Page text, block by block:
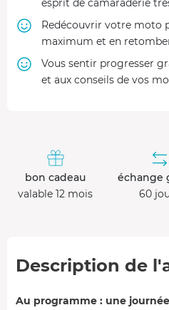
Redécouvrir votre moto
maximum et en
Vous sentir progresser
et aux conseils de vos
bon cadeau
valable 12 mois
échange
60
Description de
Au programme : une